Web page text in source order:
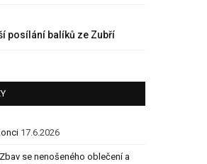
posílání balíků ze Zubří
17.6.2026
se nenošeného oblečení a